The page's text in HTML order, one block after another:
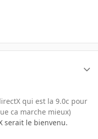
qui est la 9.0c pour
ca marche mieux)
serait le bienvenu.